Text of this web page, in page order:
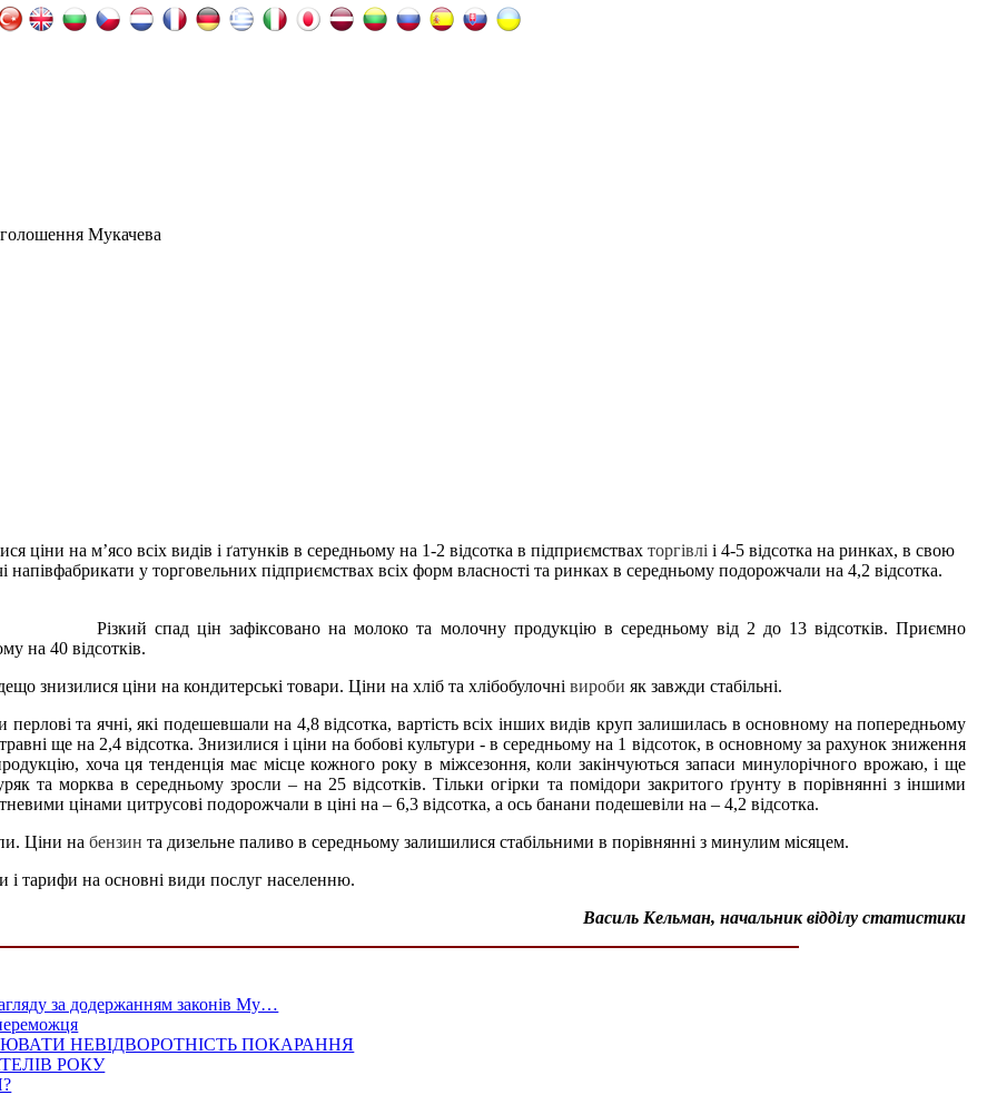
Мукачева
ціни на м’ясо всіх видів і ґатунків в середньому на 1-2 відсотка в підприємствах торгівлі і 4-5 відсотка на ринках, в свою
напівфабрикати у торговельних підприємствах всіх форм власності та ринках в середньому подорожчали на 4,2 відсотка.
Різкий спад цін зафіксовано на молоко та молочну продукцію в середньому від 2 до 13 відсотків. Приємно
на 40 відсотків.
знизилися ціни на кондитерські товари. Ціни на хліб та хлібобулочнівиробияк завжди стабільні.
та ячні, які подешевшали на 4,8 відсотка, вартість всіх інших видів круп залишилась в основному на попередньому
ще на 2,4 відсотка. Знизилися і ціни на бобові культури - в середньому на 1 відсоток, в основному за рахунок зниження
хоча ця тенденція має місце кожного року в міжсезоння, коли закінчуються запаси минулорічного врожаю, і ще
та морква в середньому зросли – на 25 відсотків. Тільки огірки та помідори закритого ґрунту в порівнянні з іншими
цінами цитрусові подорожчали в ціні на – 6,3 відсотка, а ось банани подешевіли на – 4,2 відсотка.
Ціни на бензин та дизельне паливо в середньому залишилися стабільними в порівнянні з минулим місяцем.
і тарифи на основні види послуг населенню.
Василь Кельман, начальник відділу статистики
за додержанням законів Му…
НЕВІДВОРОТНІСТЬ ПОКАРАННЯ
РОКУ